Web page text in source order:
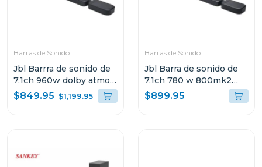
Barras de Sonido
Jbl Barrra de sonido de
7.1ch 960w dolby atmos
bar1000m2
$849.95 $1,199.95
Barras de Sonido
Jbl Barra de sonido de
7.1ch 780 w 800mk2
dolby atmos bar800m2
$899.95